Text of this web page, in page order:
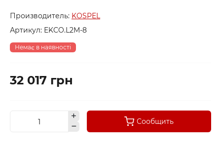
Производитель: KOSPEL
Артикул: EKCO.L2M-8
Немає в наявності
32 017 грн
Сообщить